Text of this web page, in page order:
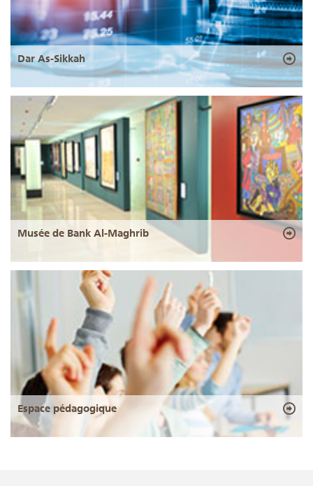
Dar As-Sikkah
Musée de Bank Al-Maghrib
Espace pédagogique